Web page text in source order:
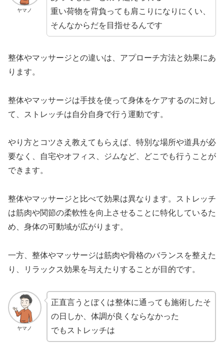
ヤマノ
重い荷物を背負っても肩こりになりにくい、
そんなからだを目指せるんです
整体やマッサージとの違いは、アプローチ方法と効果にあ
ります。
整体やマッサージは手技を使って身体をケアするのに対し
て、ストレッチは自分自身で行う運動です。
やり方とコツさえ教えてもらえば、特別な場所や道具が必
要なく、自宅やオフィス、ジムなど、どこでも行うことが
できます。
整体やマッサージと比べて効果は異なります。ストレッチ
は筋肉や関節の柔軟性を向上させることに特化しているた
め、身体の可動域が広がります。
一方、整体やマッサージは筋肉や骨格のバランスを整えた
り、リラックス効果を与えたりすることが目的です。
ヤマノ
正直言うとぼくは整体に通っても施術したそ
の日しか、体調が良くならなかった
でもストレッチは